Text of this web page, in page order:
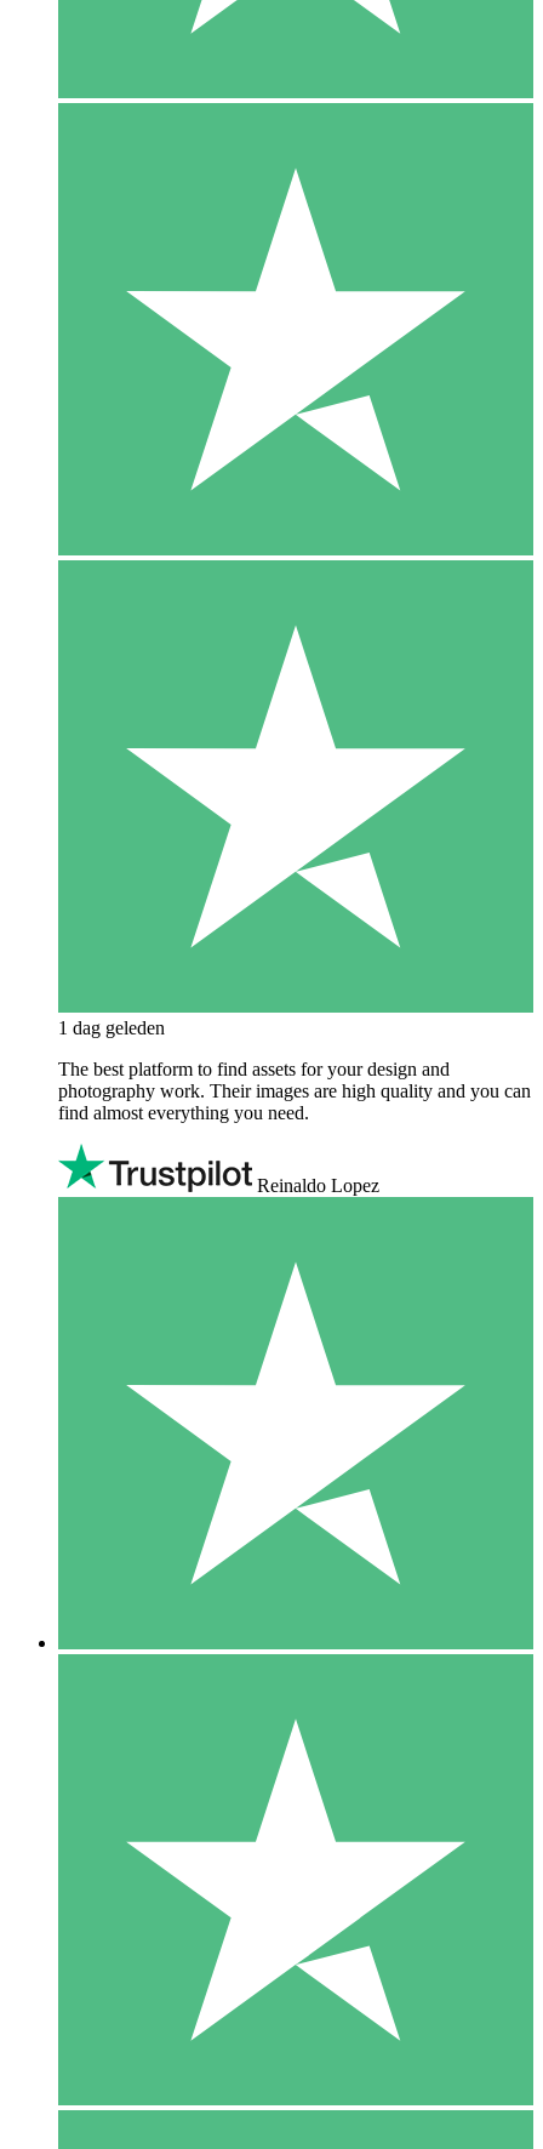
1 dag geleden
The best platform to find assets for your design and
photography work. Their images are high quality and you can
find almost everything you need.
Reinaldo Lopez